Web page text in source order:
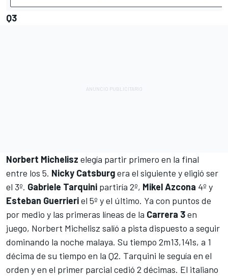
Q3
Norbert Michelisz elegía partir primero en la final
entre los 5. Nicky Catsburgera el siguiente y eligió ser
el 3º. Gabriele Tarquini partiría 2º, Mikel Azcona 4º y
Esteban Guerrieriel 5º y el último. Ya con puntos de
por medio y las primeras líneas de la Carrera 3en
juego, Norbert Michelisz salíó a pista dispuesto a seguir
dominando la noche malaya. Su tiempo 2m13,141s, a 1
décima de su tiempo en la Q2. Tarquini le seguía en el
orden y en el primer parcial cedió 2 décimas. El italiano